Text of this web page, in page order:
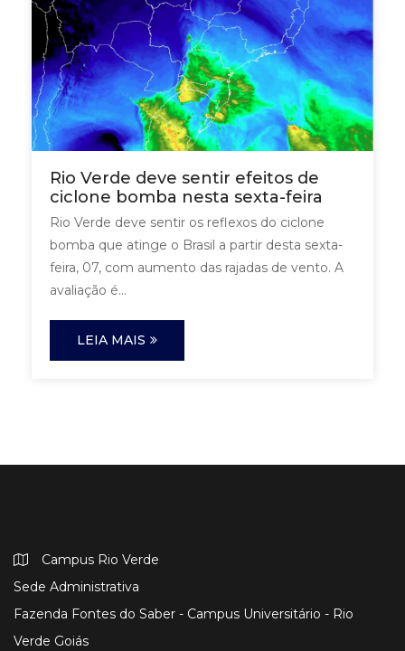
Rio Verde deve sentir efeitos de
ciclone bomba nesta sexta-feira
Rio Verde deve sentir os reflexos do ciclone
bomba que atinge o Brasil a partir desta sexta-
feira, 07, com aumento das rajadas de vento. A
avaliação é...
LEIA MAIS
Campus Rio Verde
Sede Administrativa
Fazenda Fontes do Saber - Campus Universitário - Rio
Verde Goiás